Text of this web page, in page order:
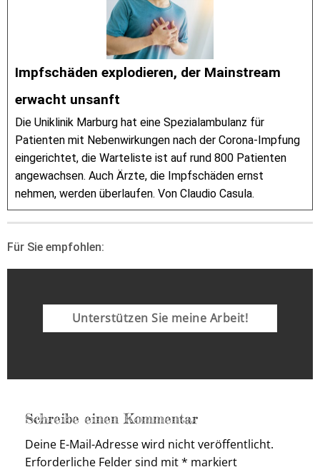
Impfschäden explodieren, der Mainstream
erwacht unsanft
Die Uniklinik Marburg hat eine Spezialambulanz für
Patienten mit Nebenwirkungen nach der Corona-Impfung
eingerichtet, die Warteliste ist auf rund 800 Patienten
angewachsen. Auch Ärzte, die Impfschäden ernst
nehmen, werden überlaufen. Von Claudio Casula.
Für Sie empfohlen:
Unterstützen Sie meine Arbeit!
Schreibe einen Kommentar
Deine E-Mail-Adresse wird nicht veröffentlicht.
Erforderliche Felder sind mit* markiert